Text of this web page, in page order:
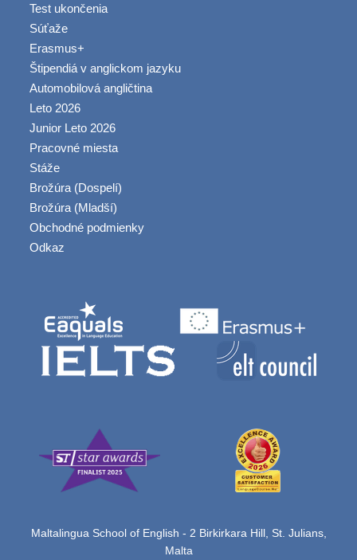
Test ukončenia
Súťaže
Erasmus+
Štipendiá v anglickom jazyku
Automobilová angličtina
Leto 2026
Junior Leto 2026
Pracovné miesta
Stáže
Brožúra (Dospelí)
Brožúra (Mladší)
Obchodné podmienky
Odkaz
Maltalingua School of English - 2 Birkirkara Hill, St. Julians,
Malta